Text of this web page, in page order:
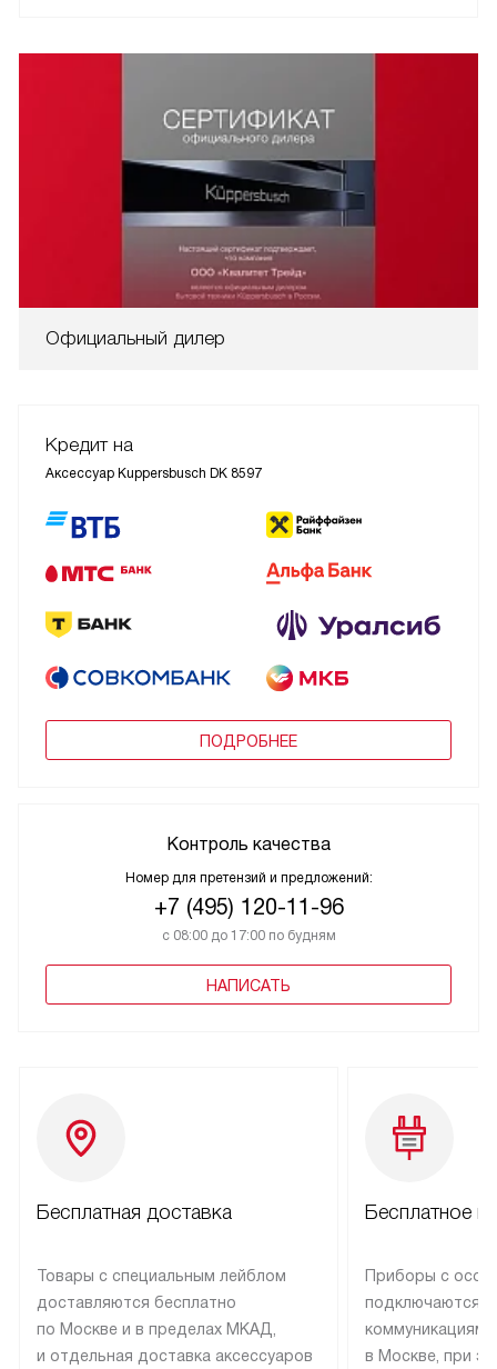
Официальный дилер
Кредит на
Аксессуар Kuppersbusch DK 8597
ПОДРОБНЕЕ
Контроль качества
Номер для претензий и предложений:
+7 (495) 120-11-96
с 08:00 до 17:00 по будням
НАПИСАТЬ
Бесплатная доставка
Товары с специальным лейблом
доставляются бесплатно
по Москве и в пределах МКАД,
и отдельная доставка аксессуаров
Бесплатное
Приборы с
подключаются к
коммуникациям
в Москве, при